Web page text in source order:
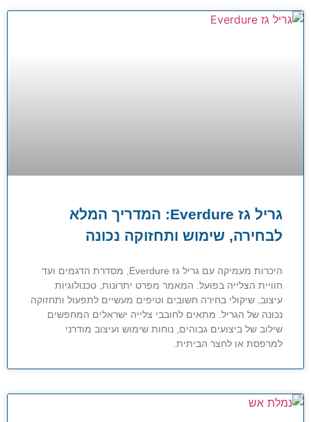
גריל גז Everdure: המדריך המלא
לבחירה, שימוש ותחזוקה נכונה
היכרות מעמיקה עם גריל גז Everdure, מסדרת הדגמים ועד
חוויית הצלייה בפועל. המאמר מפרט יתרונות, טכנולוגיות
עיצוב, שיקולי בחירה חשובים וטיפים מעשיים לתפעול ותחזוקה
נכונה של הגריל. מתאים לחובבי צלייה ישראלים המחפשים
שילוב של ביצועים גבוהים, נוחות שימוש ועיצוב מודרני
למרפסת או לחצר הביתית.